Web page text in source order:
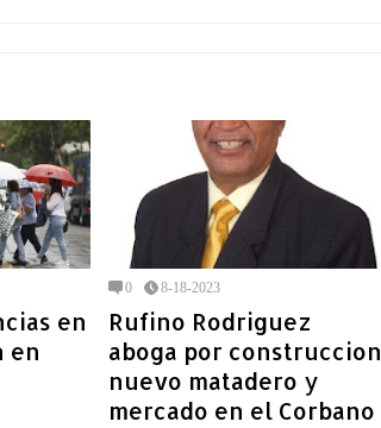
en
en
0 8-18-2023
Rufino Rodriguez
aboga por construccion
nuevo matadero y
mercado en el Corbano